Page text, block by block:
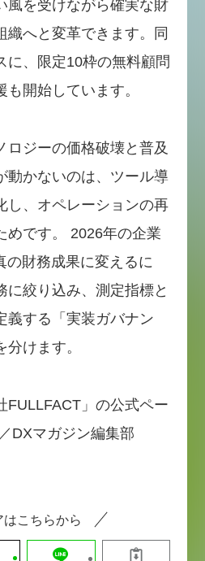
風を受けながら確実な財
織へと変革できます。同
に、限定10枠の無料顧問
開始しています。
ロジーの価格破壊と普及
動かないのは、ツール導
し、オペレーションの再
めです。 2026年の企業
の財務成果に変えるに
に絞り込み、測定指標と
義する「実装ガバナン
けます。
FULLFACT」の公式ペー
DXマガジン編集部
はこちらから